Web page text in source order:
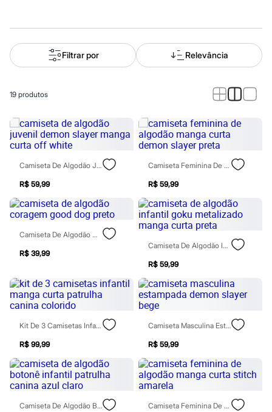
Alfaiataria
Novidades
Roupas
Blusas e Camisetas
Casacos e Jaquetas
Macacões
Saias
Shorts e Bermudas
Vestidos
Acessórios
Bonés e Chapéus
Bijoux
Cintos
Óculos
Relógios
Calçados
Botas
Sandálias
Sapatilhas
Tênis
City
Clock House
Mindset
Sawary
Yessica
Moda esportiva
Acessórios
Blusas
Filtrar por Relevância
19 produtos
Camiseta De Algodão Juvenil Demon Slayer Manga Curta Off White
R$ 59,99
Camiseta Feminina De Algodão Manga Curta Demon Slayer Preta
R$ 59,99
Camiseta De Algodão Coragem Good Dog Preto
R$ 39,99
Camiseta De Algodão Infantil Goku Metalizado Manga Curta Preta
R$ 59,99
Kit De 3 Camisetas Infantil Manga Curta Patrulha Canina Colorido
R$ 99,99
Camiseta Masculina Estampada Demon Slayer Bege
R$ 59,99
Camiseta De Algodão Botonê Infantil Patrulha Canina Azul Claro Camiseta Feminina De Algodão Manga Curta Stitch Amarela